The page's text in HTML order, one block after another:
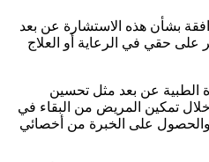
بشأن هذه الاستشارة عن بعد
على حقي في الرعاية أو العلاج
الطبية عن بعد مثل تحسين
تمكين المريض من البقاء في
والحصول على الخبرة من أخصائي